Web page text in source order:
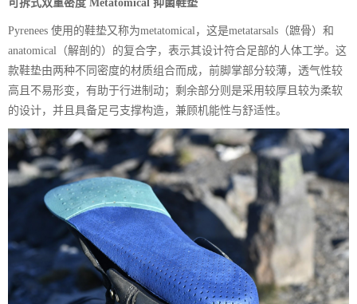
可拆式双重密度 Metatomical 抑菌鞋垫
Pyrenees 使用的鞋垫又称为metatomical，这是metatarsals（蹠骨）和
anatomical（解剖的）的复合字，表示其设计符合足部的人体工学。这
款鞋垫由两种不同密度的材质组合而成，前脚掌部分较薄，透气性较
高且不易形变，有助于行进制动；剩余部分则是采用较厚且较为柔软
的设计，并且具备足弓支撑构造，兼顾机能性与舒适性。